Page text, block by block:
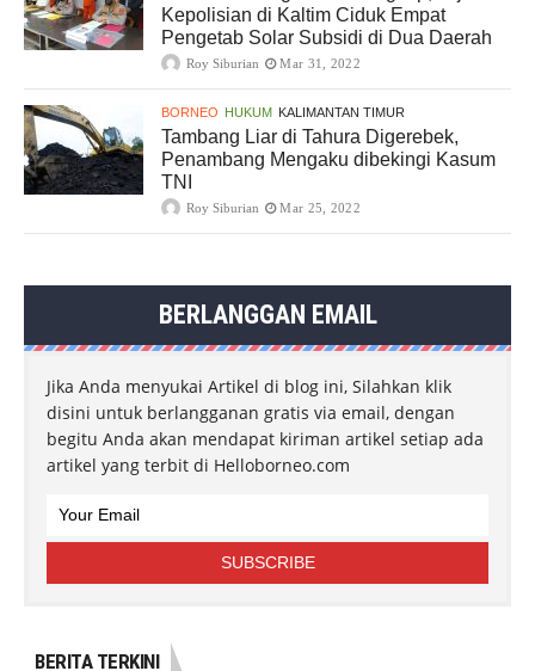
Kepolisian di Kaltim Ciduk Empat
Pengetab Solar Subsidi di Dua Daerah
Roy Siburian Mar 31, 2022
BORNEO HUKUM KALIMANTAN TIMUR
Tambang Liar di Tahura Digerebek,
Penambang Mengaku dibekingi Kasum
TNI
Roy Siburian Mar 25, 2022
BERLANGGAN EMAIL
Jika Anda menyukai Artikel di blog ini, Silahkan klik
disini untuk berlangganan gratis via email, dengan
begitu Anda akan mendapat kiriman artikel setiap ada
artikel yang terbit di Helloborneo.com
BERITA TERKINI